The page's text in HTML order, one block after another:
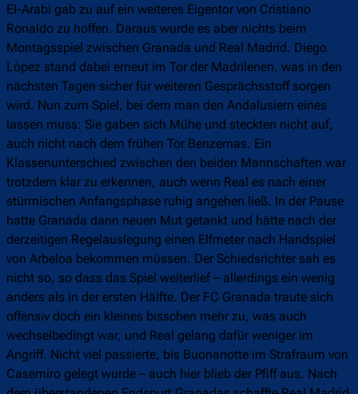
El-Arabi gab zu auf ein weiteres Eigentor von Cristiano
Ronaldo zu hoffen. Daraus wurde es aber nichts beim
Montagsspiel zwischen Granada und Real Madrid. Diego
López stand dabei erneut im Tor der Madrilenen, was in den
nächsten Tagen sicher für weiteren Gesprächsstoff sorgen
wird. Nun zum Spiel, bei dem man den Andalusiern eines
lassen muss: Sie gaben sich Mühe und steckten nicht auf,
auch nicht nach dem frühen Tor Benzemas. Ein
Klassenunterschied zwischen den beiden Mannschaften war
trotzdem klar zu erkennen, auch wenn Real es nach einer
stürmischen Anfangsphase ruhig angehen ließ. In der Pause
hatte Granada dann neuen Mut getankt und hätte nach der
derzeitigen Regelauslegung einen Elfmeter nach Handspiel
von Arbeloa bekommen müssen. Der Schiedsrichter sah es
nicht so, so dass das Spiel weiterlief – allerdings ein wenig
anders als in der ersten Hälfte. Der FC Granada traute sich
offensiv doch ein kleines bisschen mehr zu, was auch
wechselbedingt war, und Real gelang dafür weniger im
Angriff. Nicht viel passierte, bis Buonanotte im Strafraum von
Casemiro gelegt wurde – auch hier blieb der Pfiff aus. Nach